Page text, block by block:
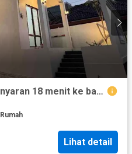
rumah di candi kalasan manyaran 18 menit ke bandara
Rumah
Lihat detail